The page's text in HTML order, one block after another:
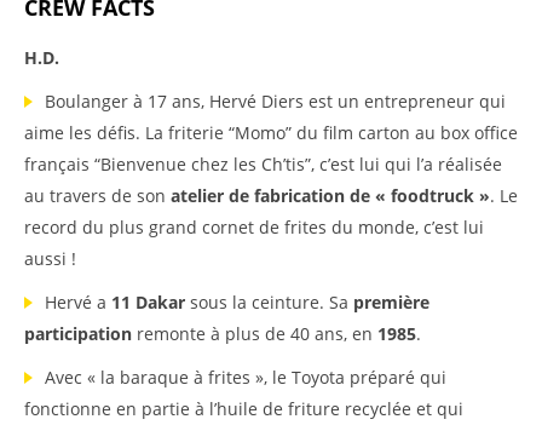
CREW FACTS
H.D.
Boulanger à 17 ans, Hervé Diers est un entrepreneur qui
aime les défis. La friterie “Momo” du film carton au box office
français “Bienvenue chez les Ch’tis”, c’est lui qui l’a réalisée
au travers de son atelier de fabrication de « foodtruck ». Le
record du plus grand cornet de frites du monde, c’est lui
aussi !
Hervé a 11 Dakar sous la ceinture. Sa première
participation remonte à plus de 40 ans, en 1985.
Avec « la baraque à frites », le Toyota préparé qui
fonctionne en partie à l’huile de friture recyclée et qui